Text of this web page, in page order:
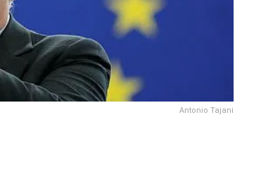
Antonio Tajani